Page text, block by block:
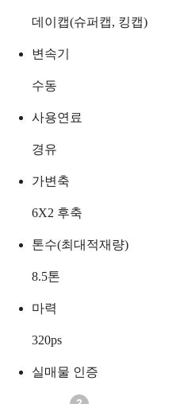
데이캡(슈퍼캡, 킹캡)
변속기
수동
사용연료
경유
가변축
6X2 후축
톤수(최대적재량)
8.5톤
마력
320ps
실매물 인증